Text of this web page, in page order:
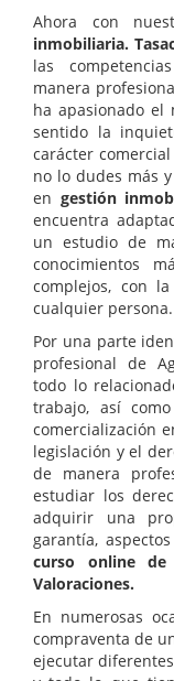
Ahora con
inmobiliaria.
las
manera
ha apasionado el
sentido la
carácter
no lo dudes más
en gestión
encuentra
un estudio de
conocimientos
complejos, con
cualquier persona.
Por una parte
profesional de
todo lo
trabajo, así
comercialización
legislación y el
de manera
estudiar los
adquirir una
garantía,
curso online de
Valoraciones.
En numerosas
compraventa de
ejecutar